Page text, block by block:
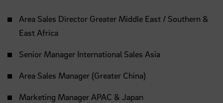
Area Sales Director Greater Middle East / Southern &
East Africa
Senior Manager International Sales Asia
Area Sales Manager (Greater China)
Marketing Manager APAC & Japan